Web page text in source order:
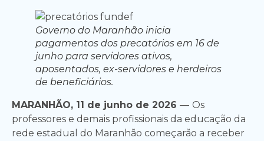
Governo do Maranhão inicia
pagamentos dos precatórios em 16 de
junho para servidores ativos,
aposentados, ex-servidores e herdeiros
de beneficiários.
MARANHÃO, 11 de junho de 2026 — Os
professores e demais profissionais da educação da
rede estadual do Maranhão começarão a receber